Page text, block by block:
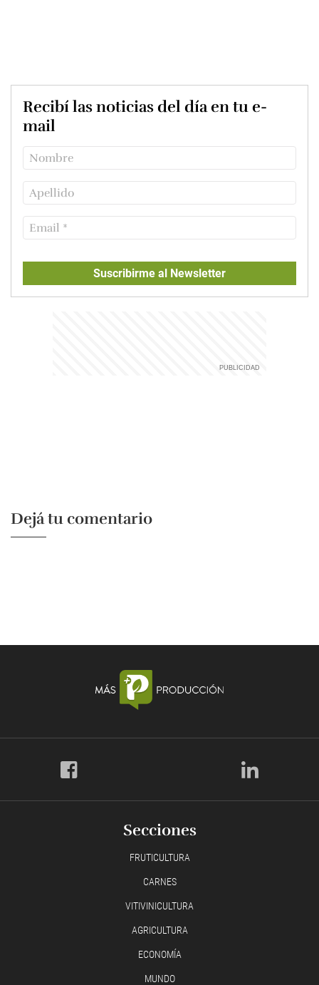
Recibí las noticias del día en tu e-
mail
Suscribirme al Newsletter
Dejá tu comentario
Secciones
FRUTICULTURA
CARNES
VITIVINICULTURA
AGRICULTURA
ECONOMÍA
MUNDO